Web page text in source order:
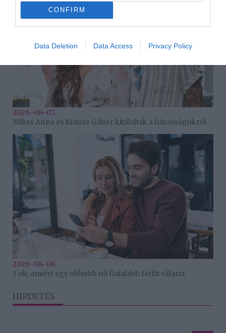
CONFIRM
Data Deletion Data Access Privacy Policy
2026-08-07.
Mikes Anna és Krausz Gábor kitálaltak a házasságukról
2026-08-06.
3 ok, amiért egy idősebb nő fiatalabb férfit választ
HIRDETÉS